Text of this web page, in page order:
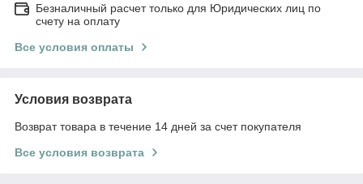
Безналичный расчет только для Юридических лиц по
счету на оплату
Все условия оплаты
Условия возврата
Возврат товара в течение 14 дней за счет покупателя
Все условия возврата